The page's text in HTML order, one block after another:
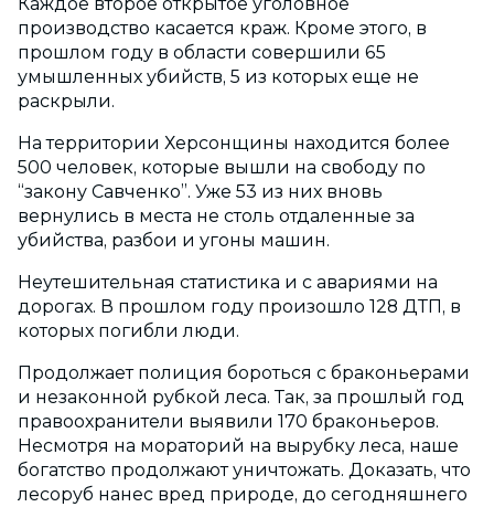
Каждое второе открытое уголовное
производство касается краж. Кроме этого, в
прошлом году в области совершили 65
умышленных убийств, 5 из которых еще не
раскрыли.
На территории Херсонщины находится более
500 человек, которые вышли на свободу по
“закону Савченко”. Уже 53 из них вновь
вернулись в места не столь отдаленные за
убийства, разбои и угоны машин.
Неутешительная статистика и с авариями на
дорогах. В прошлом году произошло 128 ДТП, в
которых погибли люди.
Продолжает полиция бороться с браконьерами
и незаконной рубкой леса. Так, за прошлый год
правоохранители выявили 170 браконьеров.
Несмотря на мораторий на вырубку леса, наше
богатство продолжают уничтожать. Доказать, что
лесоруб нанес вред природе, до сегодняшнего